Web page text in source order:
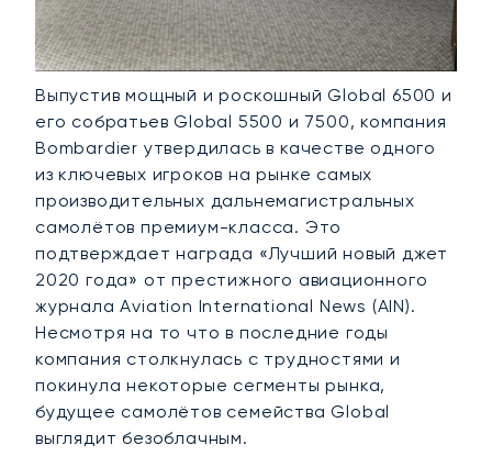
Выпустив мощный и роскошный Global 6500 и
его собратьев Global 5500 и 7500, компания
Bombardier утвердилась в качестве одного
из ключевых игроков на рынке самых
производительных дальнемагистральных
самолётов премиум-класса. Это
подтверждает награда «Лучший новый джет
2020 года» от престижного авиационного
журнала Aviation International News (AIN).
Несмотря на то что в последние годы
компания столкнулась с трудностями и
покинула некоторые сегменты рынка,
будущее самолётов семейства Global
выглядит безоблачным.